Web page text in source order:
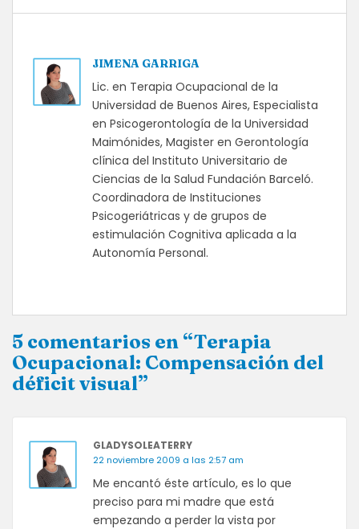
JIMENA GARRIGA
Lic. en Terapia Ocupacional de la
Universidad de Buenos Aires, Especialista
en Psicogerontología de la Universidad
Maimónides, Magister en Gerontología
clínica del Instituto Universitario de
Ciencias de la Salud Fundación Barceló.
Coordinadora de Instituciones
Psicogeriátricas y de grupos de
estimulación Cognitiva aplicada a la
Autonomía Personal.
5 comentarios en “Terapia
Ocupacional: Compensación del
déficit visual”
GLADYSOLEATERRY
22 noviembre 2009 a las 2:57 am
Me encantó éste artículo, es lo que
preciso para mi madre que está
empezando a perder la vista por